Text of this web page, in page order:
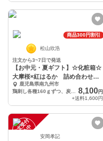
商品300円割引
松山欣浩
注文から3~7日で発送
【お中元・夏ギフト】☆化粧箱☆
大摩桜×紅はるか 詰め合わせセ
ット（冷凍）
鹿児島県南九州市
8,100円
+送料1,600円
注
文
受
付
停
止
中 安岡孝記